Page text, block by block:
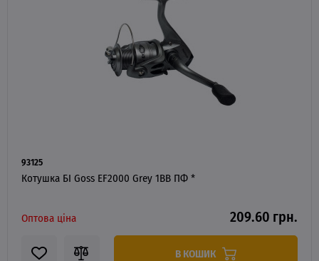
93125
Котушка БІ Goss EF2000 Grey 1BB ПФ *
Оптова ціна 209.60 грн.
В КОШИК